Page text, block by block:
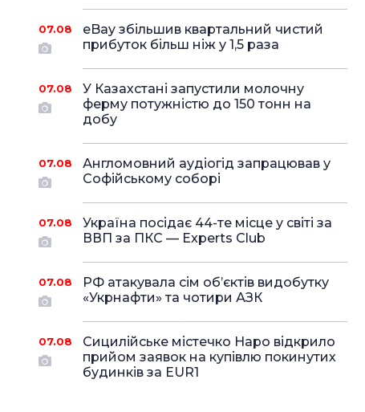
07.08
eBay збільшив квартальний чистий
прибуток більш ніж у 1,5 раза
07.08
У Казахстані запустили молочну
ферму потужністю до 150 тонн на
добу
07.08
Англомовний аудіогід запрацював у
Софійському соборі
07.08
Україна посідає 44-те місце у світі за
ВВП за ПКС — Experts Club
07.08
РФ атакувала сім об’єктів видобутку
«Укрнафти» та чотири АЗК
07.08
Сицилійське містечко Наро відкрило
прийом заявок на купівлю покинутих
будинків за EUR1